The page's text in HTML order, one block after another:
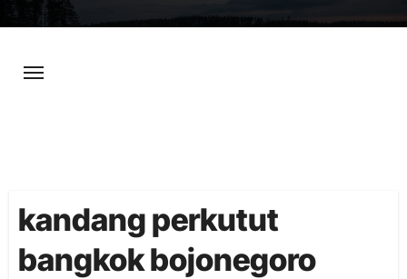
content
kandang perkutut
bangkok bojonegoro